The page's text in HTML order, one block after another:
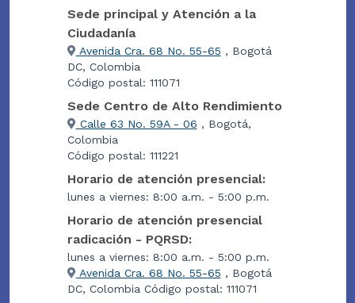
Sede principal y Atención a la
Ciudadanía
Avenida Cra. 68 No. 55-65 , Bogotá
DC, Colombia
Código postal: 111071
Sede Centro de Alto Rendimiento
Calle 63 No. 59A - 06 , Bogotá,
Colombia
Código postal: 111221
Horario de atención presencial:
lunes a viernes: 8:00 a.m. - 5:00 p.m.
Horario de atención presencial
radicación - PQRSD:
lunes a viernes: 8:00 a.m. - 5:00 p.m.
Avenida Cra. 68 No. 55-65 , Bogotá
DC, Colombia Código postal: 111071